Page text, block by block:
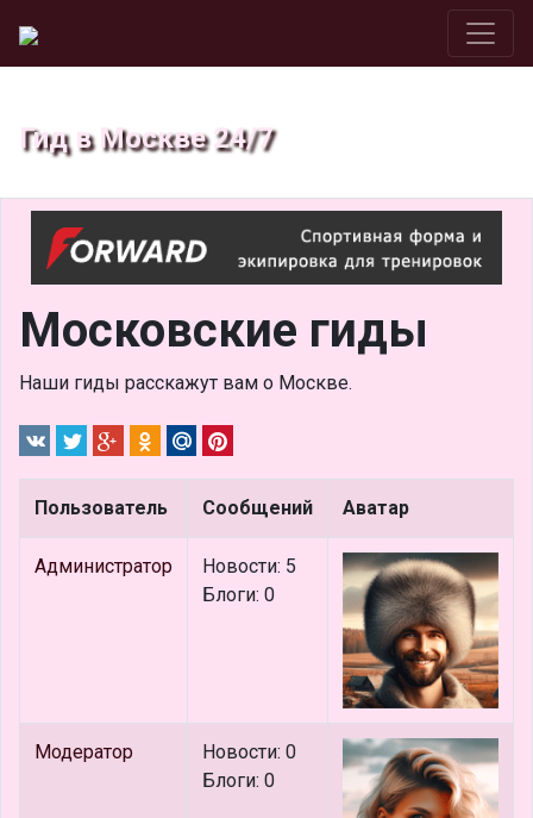
Гид в Москве 24/7
Московские гиды
Наши гиды расскажут вам о Москве.
Пользователь Сообщений Аватар
Администратор
Новости: 5
Блоги: 0
Модератор
Новости: 0
Блоги: 0